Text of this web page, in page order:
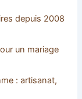
depuis 2008
un mariage
: artisanat,